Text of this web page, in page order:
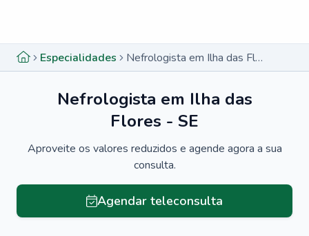
Especialidades Nefrologista em Ilha das Flores - SE
Nefrologista em Ilha das
Flores - SE
Aproveite os valores reduzidos e agende agora a sua
consulta.
Agendar teleconsulta